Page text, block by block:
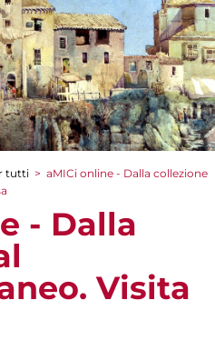
tutti > aMICi online - Dalla collezione
- Dalla
Visita